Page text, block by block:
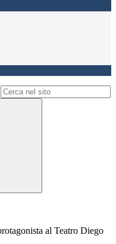
al Teatro Diego